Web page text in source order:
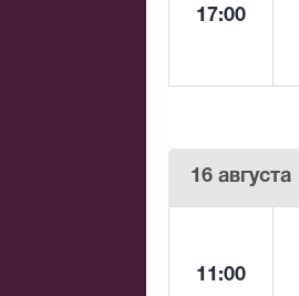
17:00
16 августа
11:00